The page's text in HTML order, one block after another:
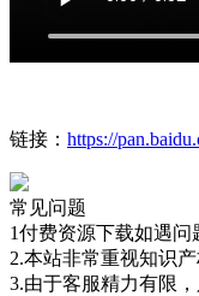
链接： https://
常见问题
1付费资源下载如遇问
2.本站非常重视知识
3.由于客服精力有限